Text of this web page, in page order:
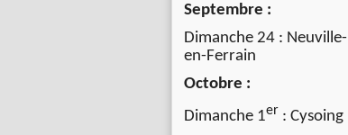
Septembre :
Dimanche 24 : Neuville-
en-Ferrain
Octobre :
Dimanche 1er : Cysoing